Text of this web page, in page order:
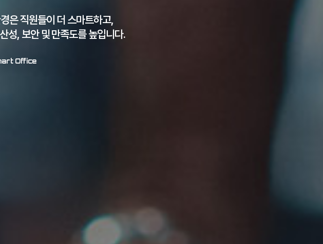
은 직원들이 더 스마트하고,
성, 보안 및 만족도를 높입니다.
Office